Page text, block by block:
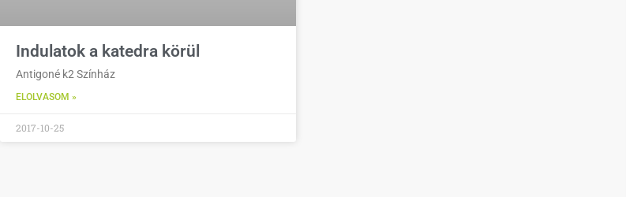
Indulatok a katedra körül
Antigoné k2 Színház
ELOLVASOM »
2017-10-25